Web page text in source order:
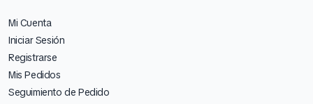
Mi Cuenta
Iniciar Sesión
Registrarse
Mis Pedidos
Seguimiento de Pedido